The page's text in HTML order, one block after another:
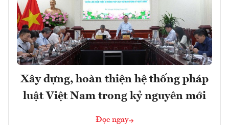
Xây dựng, hoàn thiện hệ thống pháp
luật Việt Nam trong kỷ nguyên mới
Đọc ngay